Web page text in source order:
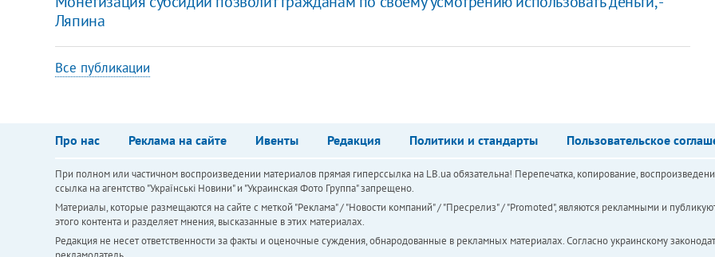
Ляпина
Все публикации
Про нас Реклама на сайте Ивенты Редакция Политики и стандарты Пользовательское
При полном или частичном воспроизведении материалов прямая гиперссылка на LB.ua обязательна! Перепечатка, копирование,
ссылка на агентство "Українськi Новини" и "Украинская Фото Группа" запрещено.
Материалы, которые размещаются на сайте с меткой "Реклама" / "Новости компаний" / "Пресрелиз" / "Promoted", являются рекламными и
этого контента и разделяет мнения, высказанные в этих материалах.
Редакция не несет ответственности за факты и оценочные суждения, обнародованные в рекламных материалах. Согласно украинскому